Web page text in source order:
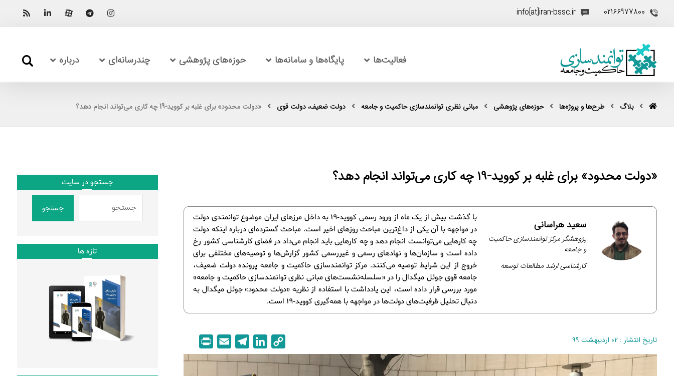
02166977800
info[at]iran-bssc.ir
فعالیت‌ها پایگاه‌ها و سامانه‌ها حوزه‌های پژوهشی چندرسانه‌ای درباره
بلاگ طرح‌ها و پروژه‌ها حوزه‌های پژوهشی مبانی نظری توانمندسازی حاکمیت و جامعه دولت ضعیف، دولت قوی «دولت محدود» برای غلبه بر کووید-19 چه کاری می‌تواند انجام دهد؟
«دولت محدود» برای غلبه بر کووید-۱۹ چه کاری می‌تواند انجام دهد؟
با گذشت بیش از یک ماه از ورود رسمی کووید-19 به داخل مرزهای ایران موضوع توانمندی دولت
در مواجهه با آن یکی از داغ‌ترین مباحث روزهای اخیر است. مباحث گسترده‌ای درباره اینکه دولت
چه کارهایی می‌توانست انجام دهد و چه کارهایی باید انجام می‌داد در فضای کارشناسی کشور رخ
داده است و سازمان‌ها و نهادهای رسمی و غیررسمی کشور گزارش‌ها و توصیه‌های مختلفی برای
خروج از این شرایط توصیه می‌کنند. مرکز توانمندسازی حاکمیت و جامعه پرونده دولت ضعیف،
جامعه قوی جوئل میگدال را در «سلسله‌نشست‌های مبانی نظری توانمندسازی حاکمیت و جامعه»
مورد بررسی قرار داده است، این یادداشت با استفاده از نظریه «دولت محدود» جوئل میگدال به
دنبال تحلیل ظرفیت‌های دولت‌ها در مواجهه با همه‌گیری کووید-19 است.
سعید هراسانی
پژوهشگر مرکز توانمندسازی حاکمیت
و جامعه
کارشناسی ارشد مطالعات توسعه
تاریخ انتشار : ۰۲ اردیبهشت ۹۹
o
i
e
m
r
جستجو در سایت
جستجو
تازه ها